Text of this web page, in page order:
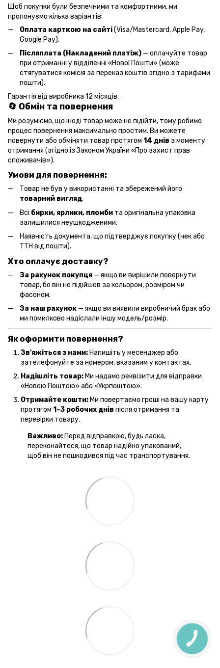
Щоб покупки були безпечними та комфортними, ми
пропонуємо кілька варіантів:
Оплата карткою на сайті(Visa/Mastercard, Apple Pay,
Google Pay).
Післяплата (Накладений платіж) — оплачуйте товар
при отриманні у відділенні «Нової Пошти» (може
стягуватися комісія за переказ коштів згідно з тарифами
пошти).
Гарантія від виробника 12 місяців.
🔄 Обмін та повернення
Ми розуміємо, що іноді товар може не підійти, тому робимо
процес повернення максимально простим. Ви можете
повернути або обміняти товар протягом 14 днів з моменту
отримання (згідно із Законом України «Про захист прав
споживачів»).
Умови для повернення:
Товар не був у використанні та збережений його
товарний вигляд.
Всі бирки, ярлики, пломби та оригінальна упаковка
залишилися неушкодженими.
Наявність документа, що підтверджує покупку (чек або
ТТН від пошти).
Хто оплачує доставку?
За рахунок покупця — якщо ви вирішили повернути
товар, бо він не підійшов за кольором, розміром чи
фасоном.
За наш рахунок — якщо ви виявили виробничий брак або
ми помилково надіслали іншу модель/розмір.
Як оформити повернення?
Зв'яжіться з нами: Напишіть у месенджер або
зателефонуйте за номером, вказаним у контактах.
Надішліть товар: Ми надамо реквізити для відправки
«Новою Поштою» або «Укрпоштою».
Отримайте кошти:Ми повертаємо гроші на вашу карту
протягом 1–3 робочих днів після отримання та
перевірки товару.
Важливо:Перед відправкою, будь ласка,
переконайтеся, що товар надійно упакований,
щоб він не пошкодився під час транспортування.